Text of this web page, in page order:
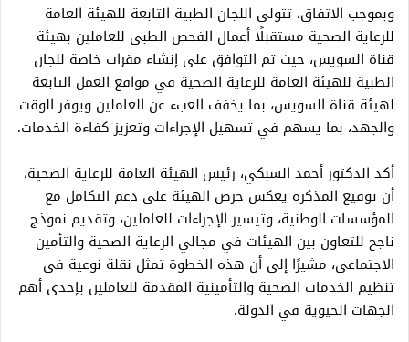
وبموجب الاتفاق، تتولى اللجان الطبية التابعة للهيئة العامة
للرعاية الصحية مستقبلًا أعمال الفحص الطبي للعاملين بهيئة
قناة السويس، حيث تم التوافق على إنشاء مقرات خاصة للجان
الطبية للهيئة العامة للرعاية الصحية في مواقع العمل التابعة
لهيئة قناة السويس، بما يخفف العبء عن العاملين ويوفر الوقت
والجهد، بما يسهم في تسهيل الإجراءات وتعزيز كفاءة الخدمات.
أكد الدكتور أحمد السبكي، رئيس الهيئة العامة للرعاية الصحية،
أن توقيع المذكرة يعكس حرص الهيئة على دعم التكامل مع
المؤسسات الوطنية، وتيسير الإجراءات للعاملين، وتقديم نموذج
ناجح للتعاون بين الهيئات في مجالي الرعاية الصحية والتأمين
الاجتماعي، مشيرًا إلى أن هذه الخطوة تمثل نقلة نوعية في
تنظيم الخدمات الصحية والتأمينية المقدمة للعاملين بإحدى أهم
الجهات الحيوية في الدولة.